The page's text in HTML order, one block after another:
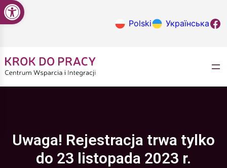
Przejdź
do
Polski УкраїнськаKrok
Uwaga! Rejestracja trwa tylko
do 23 listopada 2023 r.